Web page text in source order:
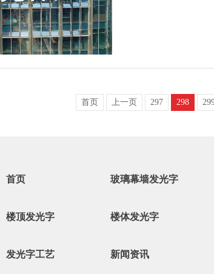
首页 上一页 297 298
首页 玻璃幕墙发光字
楼顶发光字 楼体发光字
发光字工艺 新闻资讯